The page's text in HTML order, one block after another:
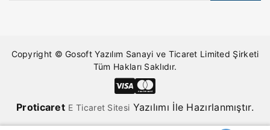
Copyright © Gosoft Yazılım Sanayi ve Ticaret Limited Şirketi
Tüm Hakları Saklıdır.
Proticaret E Ticaret Sitesi Yazılımı İle Hazırlanmıştır.